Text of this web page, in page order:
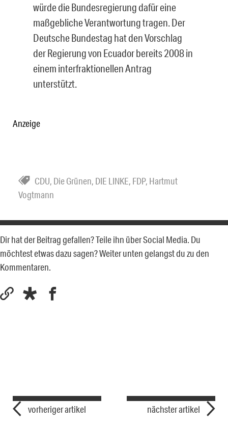
würde die Bundesregierung dafür eine
maßgebliche Verantwortung tragen. Der
Deutsche Bundestag hat den Vorschlag
der Regierung von Ecuador bereits 2008 in
einem interfraktionellen Antrag
unterstützt.
Anzeige
CDU, Die Grünen, DIE LINKE, FDP, Hartmut
Vogtmann
Dir hat der Beitrag gefallen? Teile ihn über Social Media. Du
möchtest etwas dazu sagen? Weiter unten gelangst du zu den
Kommentaren.
vorheriger artikel nächster artikel